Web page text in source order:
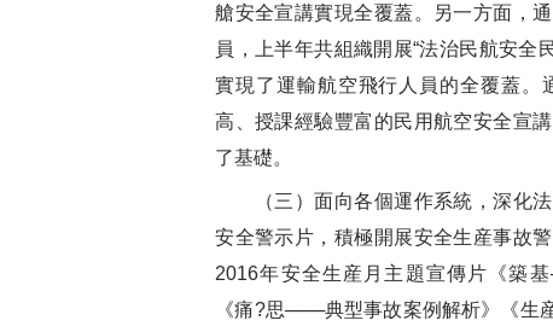
艙安全宣講實現全覆蓋。另一方面，
員，上半年共組織開展“法治民航安全
實現了運輸航空飛行人員的全覆蓋。
高、授課經驗豐富的民用航空安全宣
了基礎。
（三）面向各個運作系統，深化法
安全警示片，積極開展安全生産事故
2016年安全生産月主題宣傳片《築
《痛?思───典型事故案例解析》《生